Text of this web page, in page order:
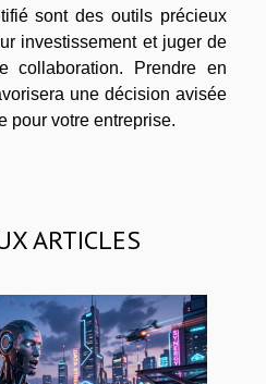
sont des outils précieux
investissement et juger de
collaboration. Prendre en
une décision avisée
pour votre entreprise.
ARTICLES